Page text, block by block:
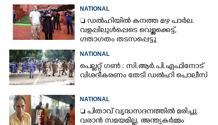
NATIONAL
 ഡൽഹിയിൽ കനത്ത മഴ പാർല.
വളപ്പിലുൾപ്പെടെ വെള്ളക്കെട്ട്,
ഗതാഗതം തടസപ്പെട്ടു
NATIONAL
പെല്ലറ്റ് ഗൺ : സി.ആർ.പി.എഫിനോട്
വിശദീകരണം തേടി ഡൽഹി പൊലീസ്
NATIONAL
 പിതാവ് വൃദ്ധസദനത്തിൽ മരിച്ചു
വരാൻ സമയമില്ല,​ അന്ത്യകർമ്മം